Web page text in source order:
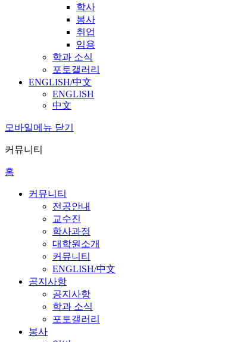
학사
봉사
취업
임용
학과 소식
포토갤러리
ENGLISH/中文
ENGLISH
中文
모바일메뉴 닫기
커뮤니티
홈
커뮤니티
전공안내
교수진
학사과정
대학원소개
커뮤니티
ENGLISH/中文
공지사항
공지사항
학과 소식
포토갤러리
봉사